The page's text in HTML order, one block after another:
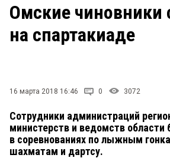
ЗАКОН
НОВОСТИ КОМПАНИЙ
СТИЛЬ ЖИЗНИ
Омские чиновники
на спартакиаде
16 марта 2018 16:46 0 3072
Сотрудники администраций
министерств и ведомств области
в соревнованиях по лыжным
шахматам и дартсу.